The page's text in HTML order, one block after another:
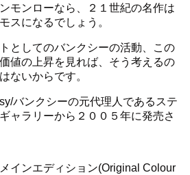
モンローなら、２１世紀の名作は
スになるでしょう。
としてのバンクシーの活動、この
値の上昇を見れば、そう考えるの
ないからです。
バンクシーの元代理人であるステ
ャラリーから２００５年に発売さ
インエディション(Original Colour